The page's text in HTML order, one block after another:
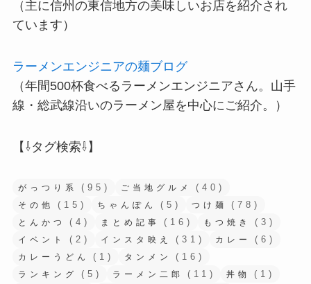
（主に信州の東信地方の美味しいお店を紹介され
ています）
ラーメンエンジニアの麺ブログ
（年間500杯食べるラーメンエンジニアさん。山手
線・総武線沿いのラーメン屋を中心にご紹介。）
【⇩タグ検索⇩】
がっつり系 (95) ご当地グルメ (40)
その他 (15) ちゃんぽん (5) つけ麺 (78)
とんかつ (4) まとめ記事 (16) もつ焼き (3)
イベント (2) インスタ映え (31) カレー (6)
カレーうどん (1) タンメン (16)
ランキング (5) ラーメン二郎 (11) 丼物 (1)